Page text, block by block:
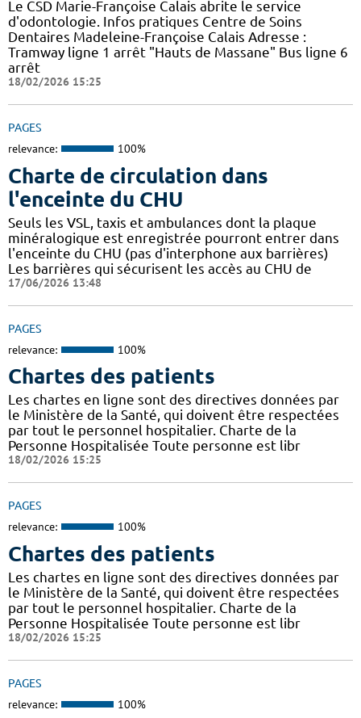
Le CSD Marie-Françoise Calais abrite le service
d'odontologie. Infos pratiques Centre de Soins
Dentaires Madeleine-Françoise Calais Adresse :
Tramway ligne 1 arrêt "Hauts de Massane" Bus ligne 6
arrêt
18/02/2026 15:25
PAGES
relevance: 100%
Charte de circulation dans
l'enceinte du CHU
Seuls les VSL, taxis et ambulances dont la plaque
minéralogique est enregistrée pourront entrer dans
l'enceinte du CHU (pas d'interphone aux barrières)
Les barrières qui sécurisent les accès au CHU de
17/06/2026 13:48
PAGES
relevance: 100%
Chartes des patients
Les chartes en ligne sont des directives données par
le Ministère de la Santé, qui doivent être respectées
par tout le personnel hospitalier. Charte de la
Personne Hospitalisée Toute personne est libr
18/02/2026 15:25
PAGES
relevance: 100%
Chartes des patients
Les chartes en ligne sont des directives données par
le Ministère de la Santé, qui doivent être respectées
par tout le personnel hospitalier. Charte de la
Personne Hospitalisée Toute personne est libr
18/02/2026 15:25
PAGES
relevance: 100%